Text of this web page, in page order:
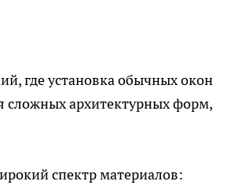
где установка обычных окон
сложных архитектурных форм,
спектр материалов: